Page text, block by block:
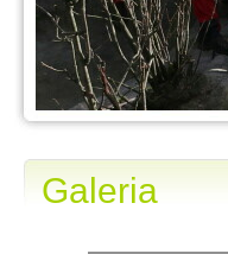
Galeria